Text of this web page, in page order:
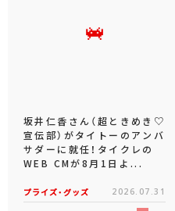
坂井仁香さん（超ときめき♡
宣伝部）がタイトーのアンバ
サダーに就任！タイクレの
WEB CMが8月1日よ...
プライズ・グッズ 2026.07.31